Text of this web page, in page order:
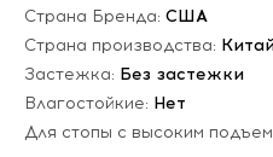
Страна Бренда: США
Страна производства:
Застежка: Без застежки
Влагостойкие: Нет
Для стопы с высоким